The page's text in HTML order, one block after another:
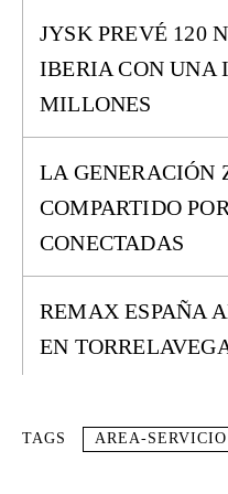
JYSK PREVÉ 120
IBERIA CON UNA
MILLONES
LA GENERACIÓN
COMPARTIDO
CONECTADAS
REMAX ESPAÑA
EN
TAGS AREA-SERVICIO